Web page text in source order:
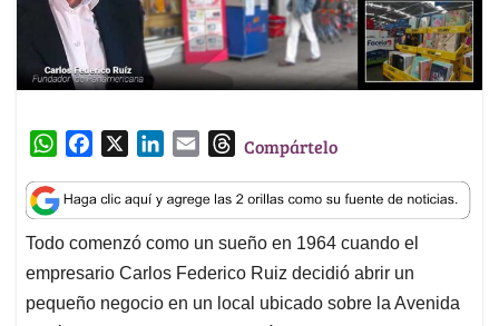
W
a
t
s
A
p
c
e
b
o
o
n
k
e
d
I
a
i
l
T
r
e
a
d
s
Compártelo
Todo comenzó como un sueño en 1964 cuando el
empresario Carlos Federico Ruiz decidió abrir un
pequeño negocio en un local ubicado sobre la Avenida